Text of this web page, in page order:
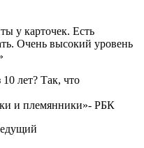
у карточек. Есть
Очень высокий уровень
лет? Так, что
и племянники»- РБК